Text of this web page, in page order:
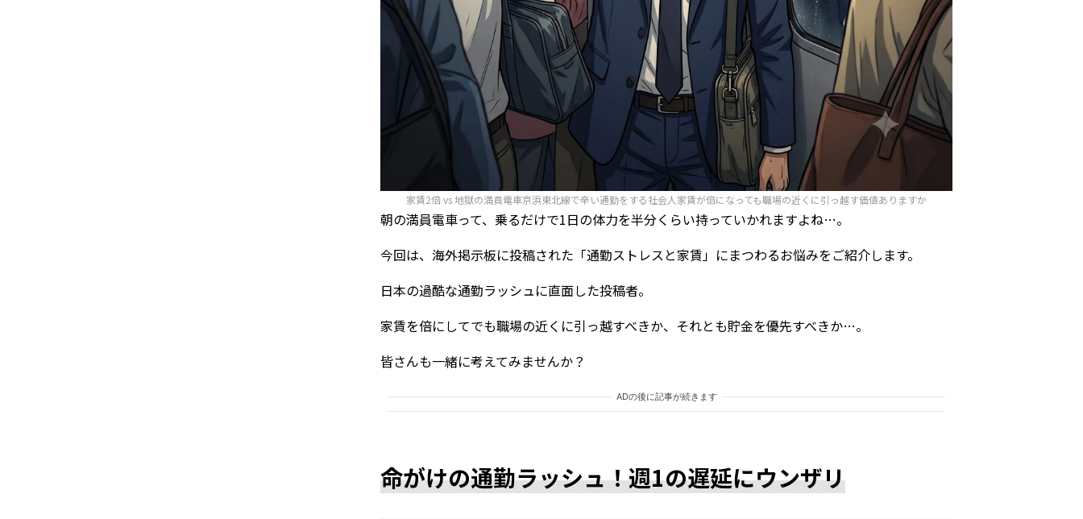
家賃2倍 vs 地獄の満員電車京浜東北線で辛い通勤をする社会人家賃が倍になっても職場の近くに引っ越す価値ありますか
朝の満員電車って、乗るだけで1日の体力を半分くらい持っていかれますよね…。
今回は、海外掲示板に投稿された「通勤ストレスと家賃」にまつわるお悩みをご紹介します。
日本の過酷な通勤ラッシュに直面した投稿者。
家賃を倍にしてでも職場の近くに引っ越すべきか、それとも貯金を優先すべきか…。
皆さんも一緒に考えてみませんか？
ADの後に記事が続きます
命がけの通勤ラッシュ！週1の遅延にウンザリ